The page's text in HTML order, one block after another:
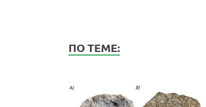
ПО ТЕМЕ: